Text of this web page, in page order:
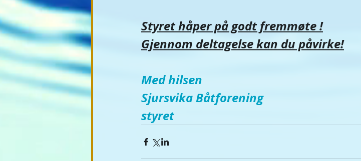
Styret håper på godt fremmøte !
Gjennom deltagelse kan du påvirke!
Med hilsen
Sjursvika Båtforening
styret